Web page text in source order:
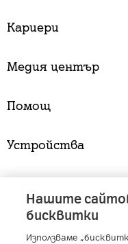
Кариери
Медия център
Помощ
Устройства
Нашите
бисквитки
Използваме